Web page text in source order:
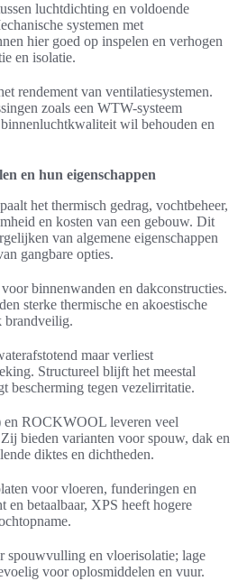
luchtdichting en voldoende
systemen met
hier goed op inspelen en verhogen
en isolatie.
rendement van ventilatiesystemen.
zoals een WTW-systeem
wil behouden en
en hun eigenschappen
het thermisch gedrag, vochtbeheer,
en kosten van een gebouw. Dit
van algemene eigenschappen
gangbare opties.
binnenwanden en dakconstructies.
sterke thermische en akoestische
brandveilig.
maar verliest
Structureel blijft het meestal
bescherming tegen vezelirritatie.
ROCKWOOL leveren veel
bieden varianten voor spouw, dak en
diktes en dichtheden.
voor vloeren, funderingen en
en betaalbaar, XPS heeft hogere
spouwvulling en vloerisolatie; lage
voor oplosmiddelen en vuur.